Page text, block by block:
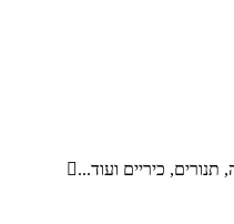
תנורים, כיריים ועוד...